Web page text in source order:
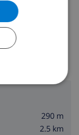
290 m
2.5 km